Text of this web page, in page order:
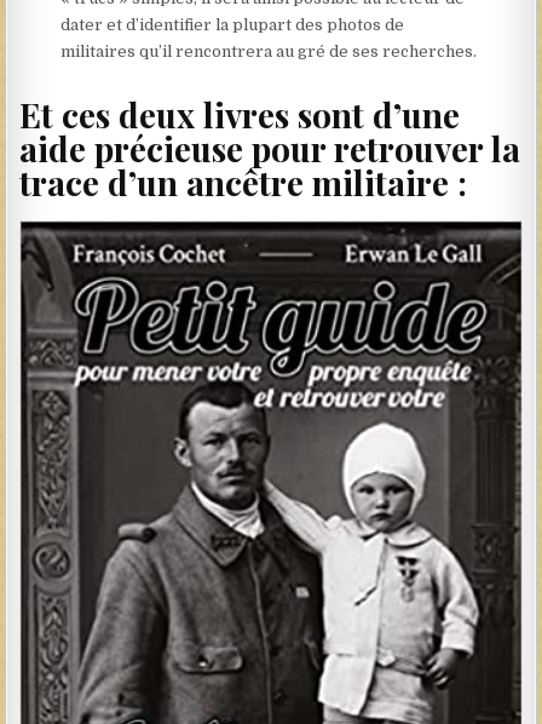
dater et d’identifier la plupart des photos de
militaires qu’il rencontrera au gré de ses recherches.
Et ces deux livres sont d’une
aide précieuse pour retrouver la
trace d’un ancêtre militaire :